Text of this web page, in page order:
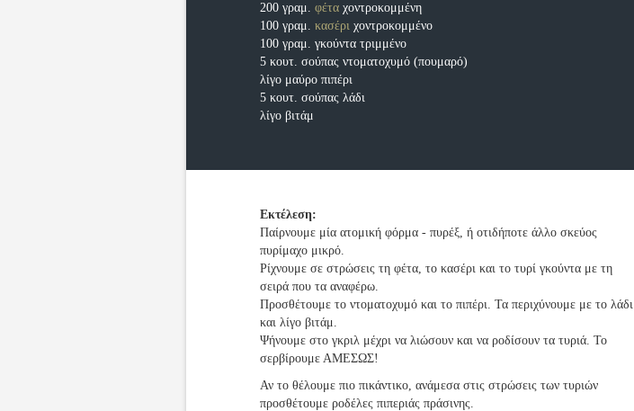
200 γραμ.φέτα χοντροκομμένη
100 γραμ.κασέρι χοντροκομμένο
100 γραμ. γκούντα τριμμένο
5 κουτ. σούπας ντοματοχυμό (πουμαρό)
λίγο μαύρο πιπέρι
5 κουτ. σούπας λάδι
λίγο βιτάμ
Εκτέλεση:
Παίρνουμε μία ατομική φόρμα - πυρέξ, ή οτιδήποτε άλλο σκεύος
πυρίμαχο μικρό.
Ρίχνουμε σε στρώσεις τη φέτα, το κασέρι και το τυρί γκούντα με τη
σειρά που τα αναφέρω.
Προσθέτουμε το ντοματοχυμό και το πιπέρι. Τα περιχύνουμε με το λάδι
και λίγο βιτάμ.
Ψήνουμε στο γκριλ μέχρι να λιώσουν και να ροδίσουν τα τυριά. Το
σερβίρουμε ΑΜΕΣΩΣ!
Αν το θέλουμε πιο πικάντικο, ανάμεσα στις στρώσεις των τυριών
προσθέτουμε ροδέλες πιπεριάς πράσινης.